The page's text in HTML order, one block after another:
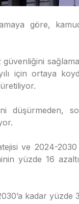
göre,
için ortaya
düşürmeden,
ve 2024-
yüzde 16
kadar